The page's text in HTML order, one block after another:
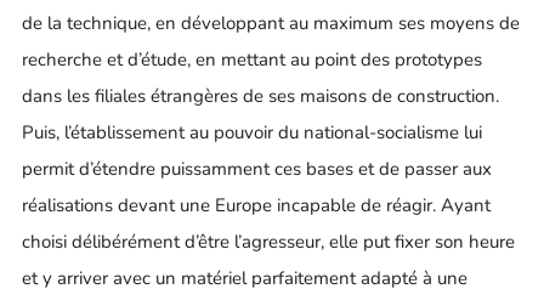
de la technique, en développant au maximum ses moyens de
recherche et d’étude, en mettant au point des prototypes
dans les filiales étrangères de ses maisons de construction.
Puis, l’établissement au pouvoir du national-socialisme lui
permit d’étendre puissamment ces bases et de passer aux
réalisations devant une Europe incapable de réagir. Ayant
choisi délibérément d’être l’agresseur, elle put fixer son heure
et y arriver avec un matériel parfaitement adapté à une